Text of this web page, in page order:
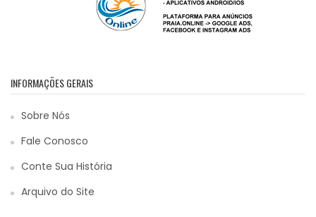
INFORMAÇÕES GERAIS
Sobre Nós
Fale Conosco
Conte Sua História
Arquivo do Site